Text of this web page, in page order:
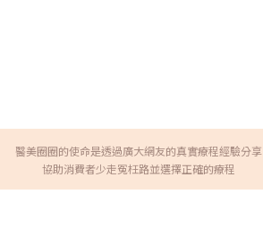
醫美圈圈的使命是透過廣大網友的真實療程經驗分享
協助消費者少走冤枉路並選擇正確的療程